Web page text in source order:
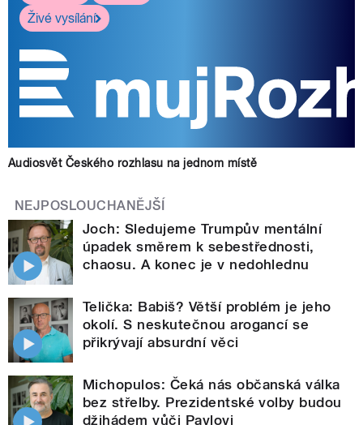
Živé vysílání
Audiosvět Českého rozhlasu na jednom místě
NEJPOSLOUCHANĚJŠÍ
Joch: Sledujeme Trumpův mentální
úpadek směrem k sebestřednosti,
chaosu. A konec je v nedohlednu
Telička: Babiš? Větší problém je jeho
okolí. S neskutečnou arogancí se
přikrývají absurdní věci
Michopulos: Čeká nás občanská válka
bez střelby. Prezidentské volby budou
džihádem vůči Pavlovi